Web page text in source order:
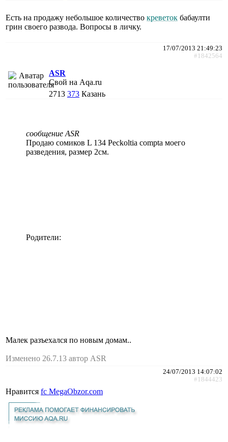
Есть на продажу небольшое количество креветок бабаулти
грин своего развода. Вопросы в личку.
17/07/2013 21:49:23
#1842564
ASR
Свой на Aqa.ru
2713 373 Казань
сообщение ASR
Продаю сомиков L 134 Peckoltia compta моего
разведения, размер 2см.
Родители:
Малек разъехался по новым домам..
Изменено 26.7.13 автор ASR
24/07/2013 14:07:02
#1844423
Нравится fc MegaObzor.com